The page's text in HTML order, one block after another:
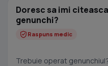
Doresc sa imi
genunchi?
Raspuns medic
Trebuie operat